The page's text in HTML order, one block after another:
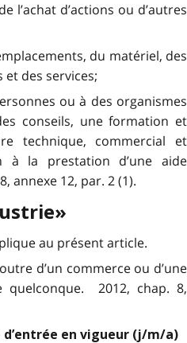
l’achat d’actions ou d’autres
du matériel, des
des services;
ou à des organismes
conseils, une formation et
technique, commercial et
à la prestation d’une aide
annexe 12, par. 2 (1).
au présent article.
d’un commerce ou d’une
quelconque. 2012, chap. 8,
en vigueur (j/m/a)